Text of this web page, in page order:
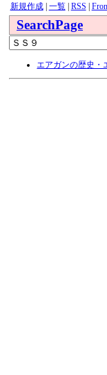
新規作成| 一覧| RSS
SearchPage
エアガンの歴史・